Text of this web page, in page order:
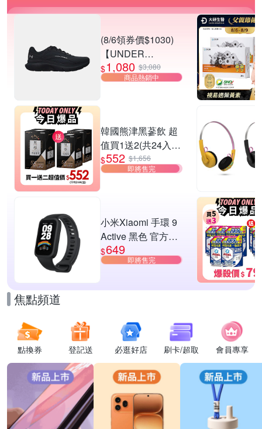
(8/6領券價$1030)
【UNDER
ARMOUR】UA
Charged Rogue 5
$1,080 $3,080
商品熱銷中
韓國熊津黑蔘飲 超
值買1送2(共24入
組)
$552 $1,656
即將售完
小米Xiaomi 手環 9
Active 黑色 官方旗
艦館
$649
即將售完
焦點頻道
點換券 登記送 必逛好店 刷卡/超取 會員專享